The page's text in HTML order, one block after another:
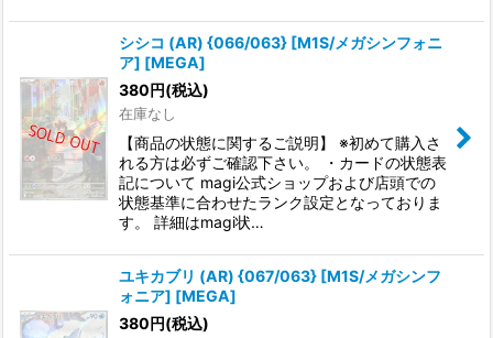
シシコ (AR) {066/063} [M1S/メガシンフォニ
ア] [MEGA]
380円(税込)
在庫なし
【商品の状態に関するご説明】 ※初めて購入さ
れる方は必ずご確認下さい。 ・カードの状態表
記について magi公式ショップおよび店頭での
状態基準に合わせたランク設定となっておりま
す。 詳細はmagi状…
ユキカブリ (AR) {067/063} [M1S/メガシンフ
ォニア] [MEGA]
380円(税込)